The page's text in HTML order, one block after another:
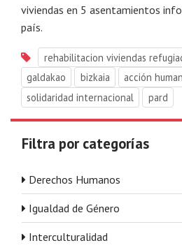
viviendas en 5 asentamientos
país.
rehabilitacion viviendas
galdakao
bizkaia
acción
solidaridad internacional
pard
Filtra por categorías
Derechos Humanos
Igualdad de Género
Interculturalidad